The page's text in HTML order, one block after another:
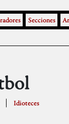
Secciones
Idioteces